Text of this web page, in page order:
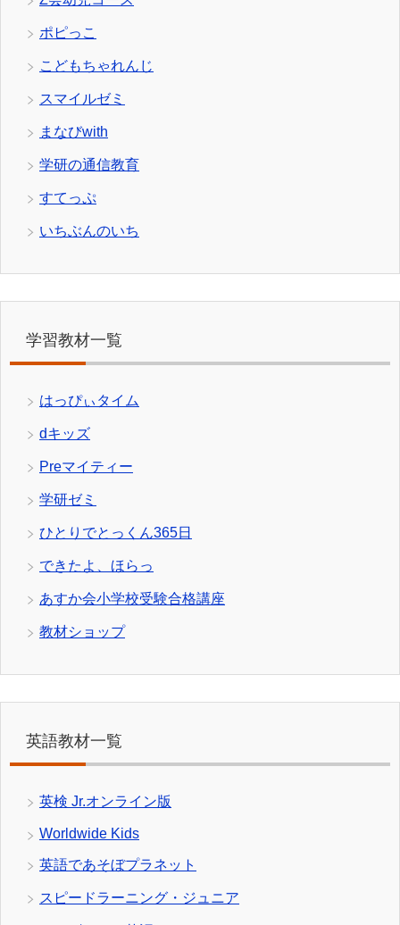
ポピっこ
こどもちゃれんじ
スマイルゼミ
まなびwith
学研の通信教育
すてっぷ
いちぶんのいち
学習教材一覧
はっぴぃタイム
dキッズ
Preマイティー
学研ゼミ
ひとりでとっくん365日
できたよ、ほらっ
あすか会小学校受験合格講座
教材ショップ
英語教材一覧
英検 Jr.オンライン版
Worldwide Kids
英語であそぼプラネット
スピードラーニング・ジュニア